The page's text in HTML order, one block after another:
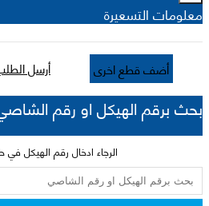
معلومات التسعيرة
أضف قطع اخرى أرسل
بحث برقم الهيكل او رقم
الرجاء ادخال رقم الهيكل في